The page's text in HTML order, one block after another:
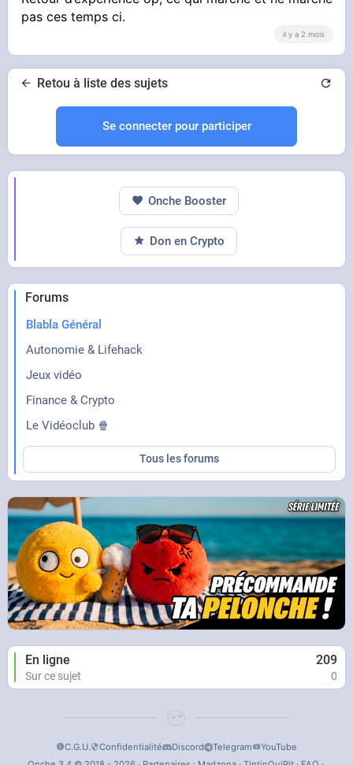
pas ces temps ci.
il y a 2 mois
Retou à liste des sujets
Se connecter pour participer
Forums
Blabla Général
Autonomie & Lifehack
Jeux vidéo
Finance & Crypto
Le Vidéoclub 🍿
Tous les forums
En ligne 209
Sur ce sujet 0
Onche Booster
Don en Crypto
C.G.U. Confidentialité Discord Telegram
YouTube